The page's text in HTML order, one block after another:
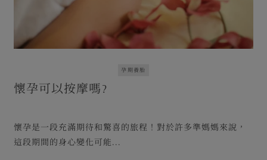
孕期養胎
懷孕可以按摩嗎?
懷孕是一段充滿期待和驚喜的旅程！對於許多準媽媽來說，
這段期間的身心變化可能...